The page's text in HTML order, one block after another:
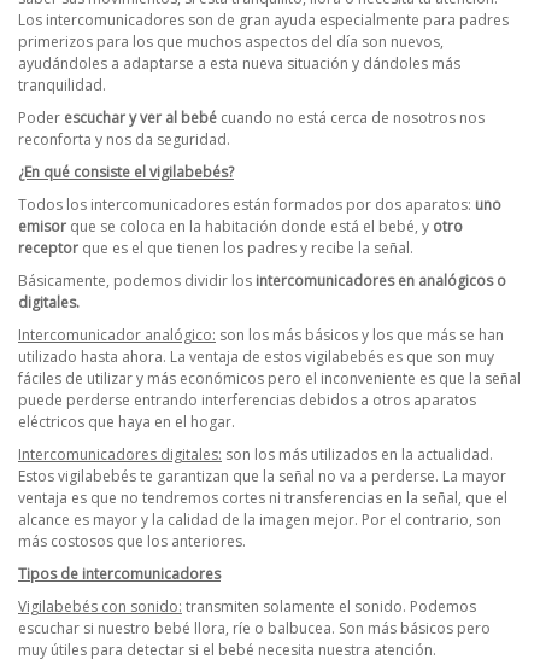
Los intercomunicadores son de gran ayuda especialmente para padres
primerizos para los que muchos aspectos del día son nuevos,
ayudándoles a adaptarse a esta nueva situación y dándoles más
tranquilidad.
Poder escuchar y ver al bebé cuando no está cerca de nosotros nos
reconforta y nos da seguridad.
¿En qué consiste el vigilabebés?
Todos los intercomunicadores están formados por dos aparatos: uno
emisor que se coloca en la habitación donde está el bebé, y otro
receptor que es el que tienen los padres y recibe la señal.
Básicamente, podemos dividir los intercomunicadores en analógicos o
digitales.
Intercomunicador analógico: son los más básicos y los que más se han
utilizado hasta ahora. La ventaja de estos vigilabebés es que son muy
fáciles de utilizar y más económicos pero el inconveniente es que la señal
puede perderse entrando interferencias debidos a otros aparatos
eléctricos que haya en el hogar.
Intercomunicadores digitales: son los más utilizados en la actualidad.
Estos vigilabebés te garantizan que la señal no va a perderse. La mayor
ventaja es que no tendremos cortes ni transferencias en la señal, que el
alcance es mayor y la calidad de la imagen mejor. Por el contrario, son
más costosos que los anteriores.
Tipos de intercomunicadores
Vigilabebés con sonido: transmiten solamente el sonido. Podemos
escuchar si nuestro bebé llora, ríe o balbucea. Son más básicos pero
muy útiles para detectar si el bebé necesita nuestra atención.